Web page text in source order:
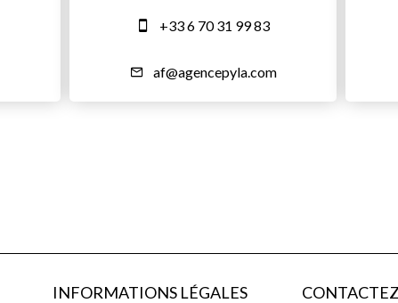
+33 6 70 31 99 83
af@agencepyla.com
INFORMATIONS LÉGALES